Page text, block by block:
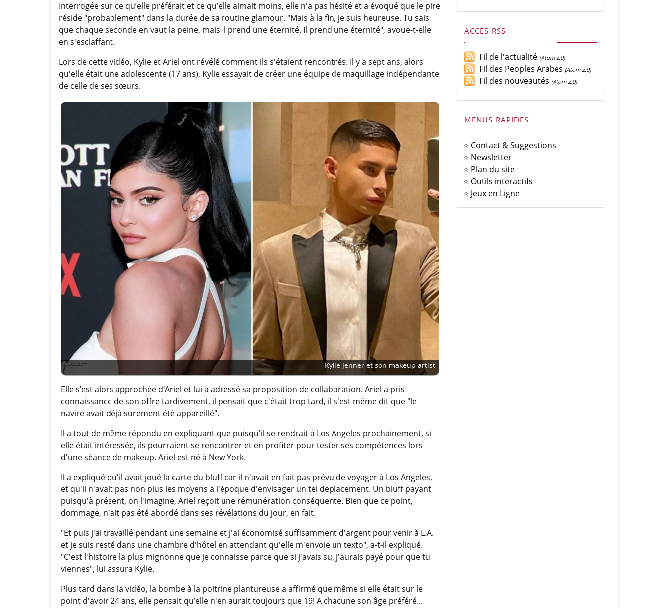
Interrogée sur ce qu’elle préférait et ce qu’elle aimait moins, elle n'a pas hésité et a évoqué que le pire
réside "probablement" dans la durée de sa routine glamour. "Mais à la fin, je suis heureuse. Tu sais
que chaque seconde en vaut la peine, mais il prend une éternité. Il prend une éternité", avoue-t-elle
en s'esclaffant.
Lors de cette vidéo, Kylie et Ariel ont révélé comment ils s'étaient rencontrés. Il y a sept ans, alors
qu'elle était une adolescente (17 ans), Kylie essayait de créer une équipe de maquillage indépendante
de celle de ses sœurs.
Kylie Jenner et son makeup artist
Elle s’est alors approchée d’Ariel et lui a adressé sa proposition de collaboration. Ariel a pris
connaissance de son offre tardivement, il pensait que c'était trop tard, il s'est même dit que "le
navire avait déjà surement été appareillé".
Il a tout de même répondu en expliquant que puisqu'il se rendrait à Los Angeles prochainement, si
elle était intéressée, ils pourraient se rencontrer et en profiter pour tester ses compétences lors
d'une séance de makeup. Ariel est né à New York.
Il a expliqué qu'il avait joué la carte du bluff car il n'avait en fait pas prévu de voyager à Los Angeles,
et qu'il n'avait pas non plus les moyens à l'époque d'envisager un tel déplacement. Un bluff payant
puisqu'à présent, on l'imagine, Ariel reçoit une rémunération conséquente. Bien que ce point,
dommage, n'ait pas été abordé dans ses révélations du jour, en fait.
"Et puis j'ai travaillé pendant une semaine et j'ai économisé suffisamment d'argent pour venir à L.A.
et je suis resté dans une chambre d'hôtel en attendant qu'elle m'envoie un texto", a-t-il expliqué.
"C'est l'histoire la plus mignonne que je connaisse parce que si j'avais su, j'aurais payé pour que tu
viennes", lui assura Kylie.
Plus tard dans la vidéo, la bombe à la poitrine plantureuse a affirmé que même si elle était sur le
point d'avoir 24 ans, elle pensait qu’elle n'en aurait toujours que 19! A chacune son âge préféré...
ACCÈS RSS
Fil de l'actualité (Atom 2.0)
Fil des Peoples Arabes (Atom 2.0)
Fil des nouveautés (Atom 2.0)
MENUS RAPIDES
⭐ Contact & Suggestions
⭐ Newsletter
⭐ Plan du site
⭐ Outils interactifs
⭐ Jeux en Ligne